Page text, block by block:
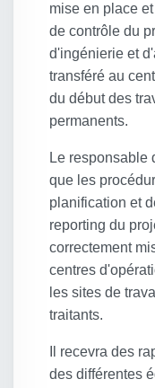
mise en place
de contrôle du
d'ingénierie et
transféré au
du début des
permanents.
Le responsable
que les
planification et
reporting du
correctement
centres
les sites de
traitants.
Il recevra des
des différentes